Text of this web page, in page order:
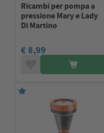
Ricambi per pompa a
pressione Mary e Lady
Di Martino
€ 8,99